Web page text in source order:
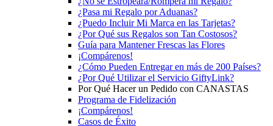
¿Pasa mi Regalo por Aduanas?
¿Puedo Incluir Mi Marca en las Tarjetas?
¿Por Qué sus Regalos son Tan Costosos?
Guía para Mantener Frescas las Flores
¡Compárenos!
¿Cómo Pueden Entregar en más de 200 Países?
¿Por Qué Utilizar el Servicio GiftyLink?
Por Qué Hacer un Pedido con CANASTAS
Programa de Fidelización
¡Compárenos!
Casos de Éxito